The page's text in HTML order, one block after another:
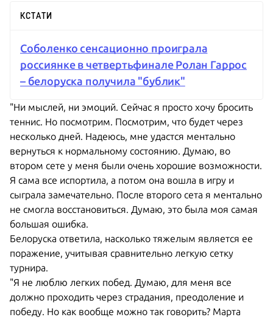
КСТАТИ
Соболенко сенсационно проиграла
россиянке в четвертьфинале Ролан Гаррос
– белоруска получила "бублик"
"Ни мыслей, ни эмоций. Сейчас я просто хочу бросить
теннис. Но посмотрим. Посмотрим, что будет через
несколько дней. Надеюсь, мне удастся ментально
вернуться к нормальному состоянию. Думаю, во
втором сете у меня были очень хорошие возможности.
Я сама все испортила, а потом она вошла в игру и
сыграла замечательно. После второго сета я ментально
не смогла восстановиться. Думаю, это была моя самая
большая ошибка.
Белоруска ответила, насколько тяжелым является ее
поражение, учитывая сравнительно легкую сетку
турнира.
"Я не люблю легких побед. Думаю, для меня все
должно проходить через страдания, преодоление и
победу. Но как вообще можно так говорить? Марта